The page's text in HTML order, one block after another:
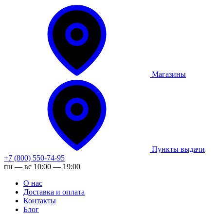
Магазины
Пункты выдачи
+7 (800) 550-74-95
пн — вс 10:00 — 19:00
О нас
Доставка и оплата
Контакты
Блог